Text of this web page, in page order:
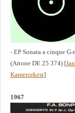
- EP Sonata a cinque
(Artone DE 25 374) [
Kamerorkest]
1967